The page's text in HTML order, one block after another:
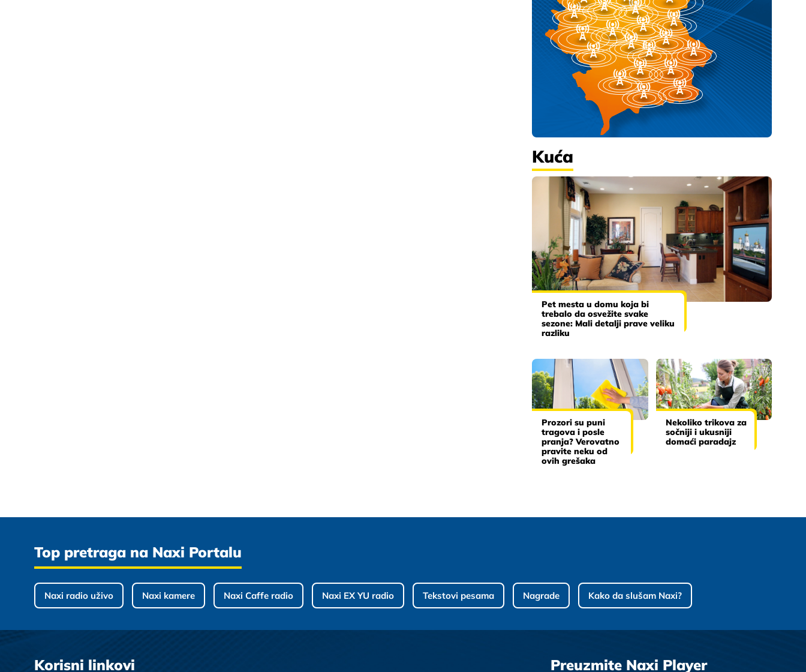
Kuća
Pet mesta u domu koja bi
trebalo da osvežite svake
sezone: Mali detalji prave veliku
razliku
Prozori su puni
tragova i posle
pranja? Verovatno
pravite neku od
ovih grešaka
Nekoliko trikova za
sočniji i ukusniji
domaći paradajz
Top pretraga na Naxi Portalu
Naxi radio uživo Naxi kamere Naxi Caffe radio Naxi EX YU radio Tekstovi pesama Nagrade Kako da slušam Naxi?
Korisni linkovi Preuzmite Naxi Player